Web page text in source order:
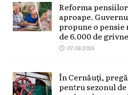
Reforma
aproape.
propune o pensie
de 6.000 de
07.08.2026
În Cernăuți,
pentru sezonul